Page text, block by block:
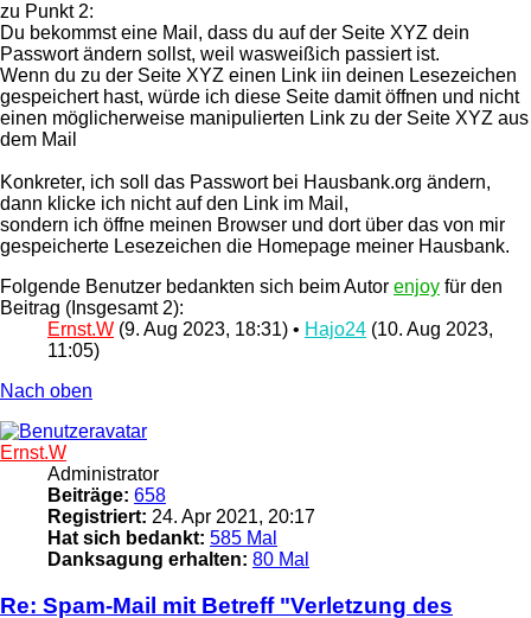
zu Punkt 2:
Du bekommst eine Mail, dass du auf der Seite XYZ dein
Passwort ändern sollst, weil wasweißich passiert ist.
Wenn du zu der Seite XYZ einen Link iin deinen Lesezeichen
gespeichert hast, würde ich diese Seite damit öffnen und nicht
einen möglicherweise manipulierten Link zu der Seite XYZ aus
dem Mail
Konkreter, ich soll das Passwort bei Hausbank.org ändern,
dann klicke ich nicht auf den Link im Mail,
sondern ich öffne meinen Browser und dort über das von mir
gespeicherte Lesezeichen die Homepage meiner Hausbank.
Folgende Benutzer bedankten sich beim Autor enjoy für den
Beitrag (Insgesamt 2):
Ernst.W (9. Aug 2023, 18:31) • Hajo24 (10. Aug 2023,
11:05)
Nach oben
Ernst.W
Administrator
Beiträge: 658
Registriert: 24. Apr 2021, 20:17
Hat sich bedankt: 585 Mal
Danksagung erhalten: 80 Mal
Re: Spam-Mail mit Betreff "Verletzung des